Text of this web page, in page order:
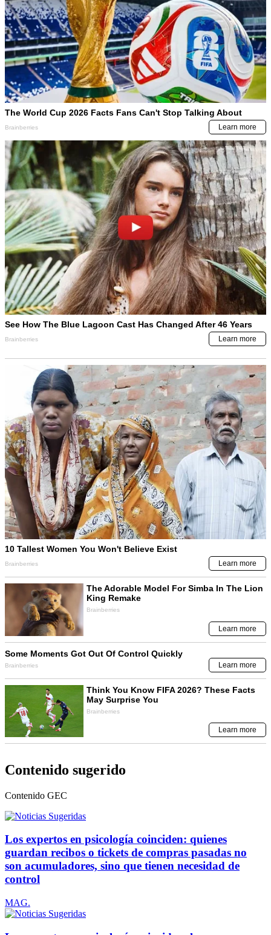
Contenido sugerido
Contenido GEC
Los expertos en psicología coinciden: quienes
guardan recibos o tickets de compras pasadas no
son acumuladores, sino que tienen necesidad de
control
MAG.